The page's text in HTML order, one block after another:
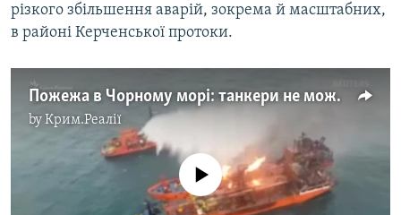
різкого збільшення аварій, зокрема й масштабних,
в районі Керченської протоки.
Пожежа в Чорному морі: танкери не можуть загасити вже добу (відео)
byКрим.Реалії
No media source currently available